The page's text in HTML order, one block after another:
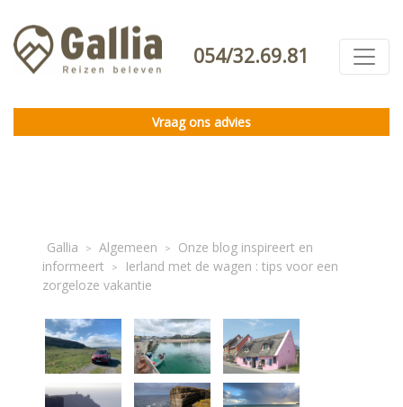
054/32.69.81
Vraag ons advies
Gallia > Algemeen >
Onze blog inspireert en
informeert
>
Ierland met de wagen : tips voor een
zorgeloze vakantie